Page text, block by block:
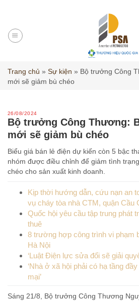
content
Trang chủ » Sự kiện » Bộ trưởng Công
mới sẽ giảm bù chéo
26/08/2024
Bộ trưởng Công Thương:
mới sẽ giảm bù chéo
Biểu giá bán lẻ điện dự kiến còn 5 bậc
nhóm được điều chỉnh để giảm tình
chéo cho sản xuất kinh doanh.
Kịp thời hướng dẫn, cứu nạn an
vụ cháy tòa nhà CTM, quận Cầu
Quốc hội yêu cầu tập trung phát
thuê
8 trường hợp công trình vi phạm
Hà Nội
‘Luật Điện lực sửa đổi sẽ giải
‘Nhà ở xã hội phải có hạ tầng
mại’
Sáng 21/8, Bộ trưởng Công Thương